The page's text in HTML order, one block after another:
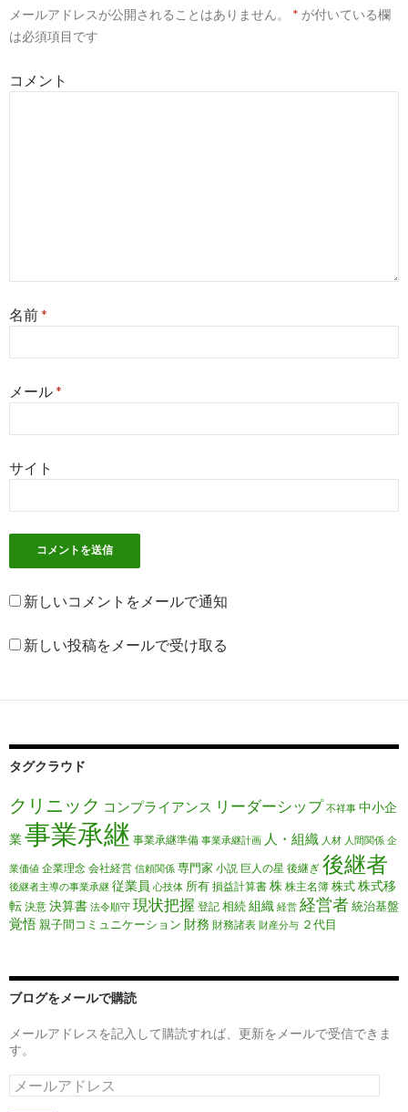
シ
ン
メールアドレスが公開されることはありません。 * が付いている欄
は必須項目です
コメント
名前*
メール*
サイト
新しいコメントをメールで通知
新しい投稿をメールで受け取る
タグクラウド
クリニック コンプライアンス リーダーシップ 不祥事 中小企
業事業承継 事業承継準備 事業承継計画 人・組織 人材 人間関係 企
業価値 企業理念 会社経営 信頼関係 専門家 小説 巨人の星 後継ぎ 後継者
後継者主導の事業承継 従業員 心技体 所有 損益計算書 株 株主名簿 株式株式移
転 決意 決算書 法令順守 現状把握 登記 相続組織 経営 経営者統治基盤
覚悟親子間コミュニケーション 財務 財務諸表 財産分与 ２代目
ブログをメールで購読
メールアドレスを記入して購読すれば、更新をメールで受信できま
す。
メ
ー